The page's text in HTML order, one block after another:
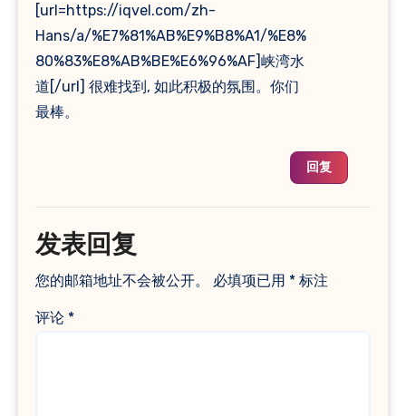
[url=https://iqvel.com/zh-
Hans/a/%E7%81%AB%E9%B8%A1/%E8%
80%83%E8%AB%BE%E6%96%AF]峡湾水
道[/url] 很难找到, 如此积极的氛围。你们
最棒。
回复
发表回复
您的邮箱地址不会被公开。 必填项已用 * 标注
评论 *